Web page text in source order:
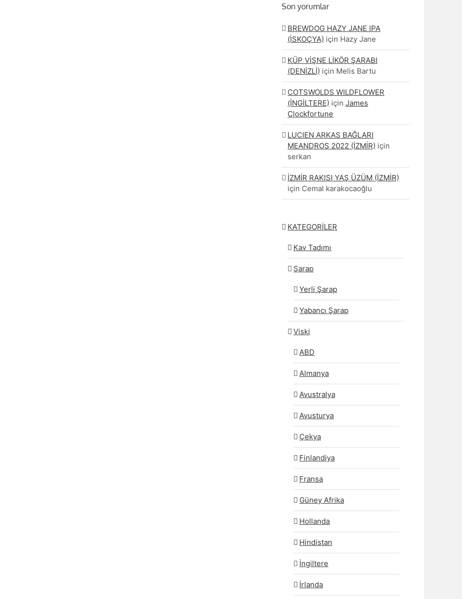
Son yorumlar
BREWDOG HAZY JANE IPA
(İSKOÇYA) için Hazy Jane
KÜP VİŞNE LİKÖR ŞARABI
(DENİZLİ) için Melis Bartu
COTSWOLDS WILDFLOWER
(İNGİLTERE) içinJames
Clockfortune
LUCIEN ARKAS BAĞLARI
MEANDROS 2022 (İZMİR) için
serkan
İZMİR RAKISI YAŞ ÜZÜM (İZMİR)
için Cemal karakocaoğlu
KATEGORİLER
Kav Tadımı
Şarap
Yerli Şarap
Yabancı Şarap
Viski
ABD
Almanya
Avustralya
Avusturya
Çekya
Finlandiya
Fransa
Güney Afrika
Hollanda
Hindistan
İngiltere
İrlanda